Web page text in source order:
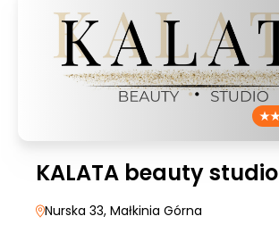
KALATA beauty studio
Nurska 33, Małkinia Górna